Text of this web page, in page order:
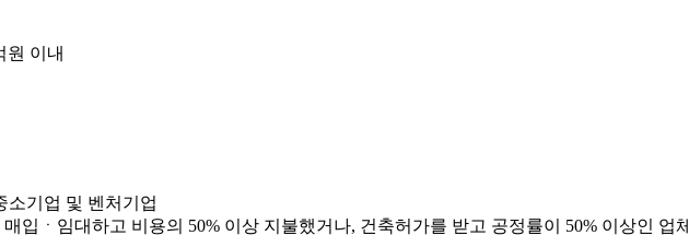
원 이내
소기업 및 벤처기업
입ㆍ임대하고 비용의 50% 이상 지불했거나, 건축허가를 받고 공정률이 50% 이상인 업체